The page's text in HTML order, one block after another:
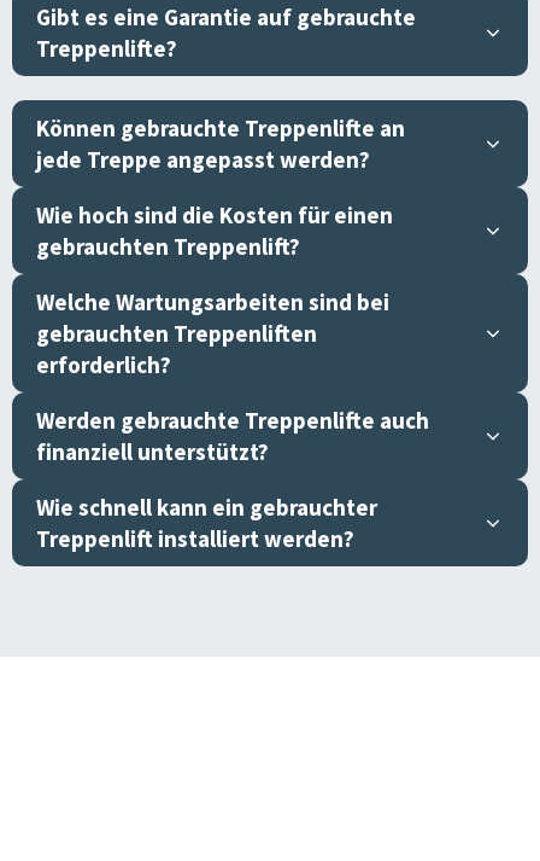
Gibt es eine Garantie auf gebrauchte
Treppenlifte?
Können gebrauchte Treppenlifte an
jede Treppe angepasst werden?
Wie hoch sind die Kosten für einen
gebrauchten Treppenlift?
Welche Wartungsarbeiten sind bei
gebrauchten Treppenliften
erforderlich?
Werden gebrauchte Treppenlifte auch
finanziell unterstützt?
Wie schnell kann ein gebrauchter
Treppenlift installiert werden?